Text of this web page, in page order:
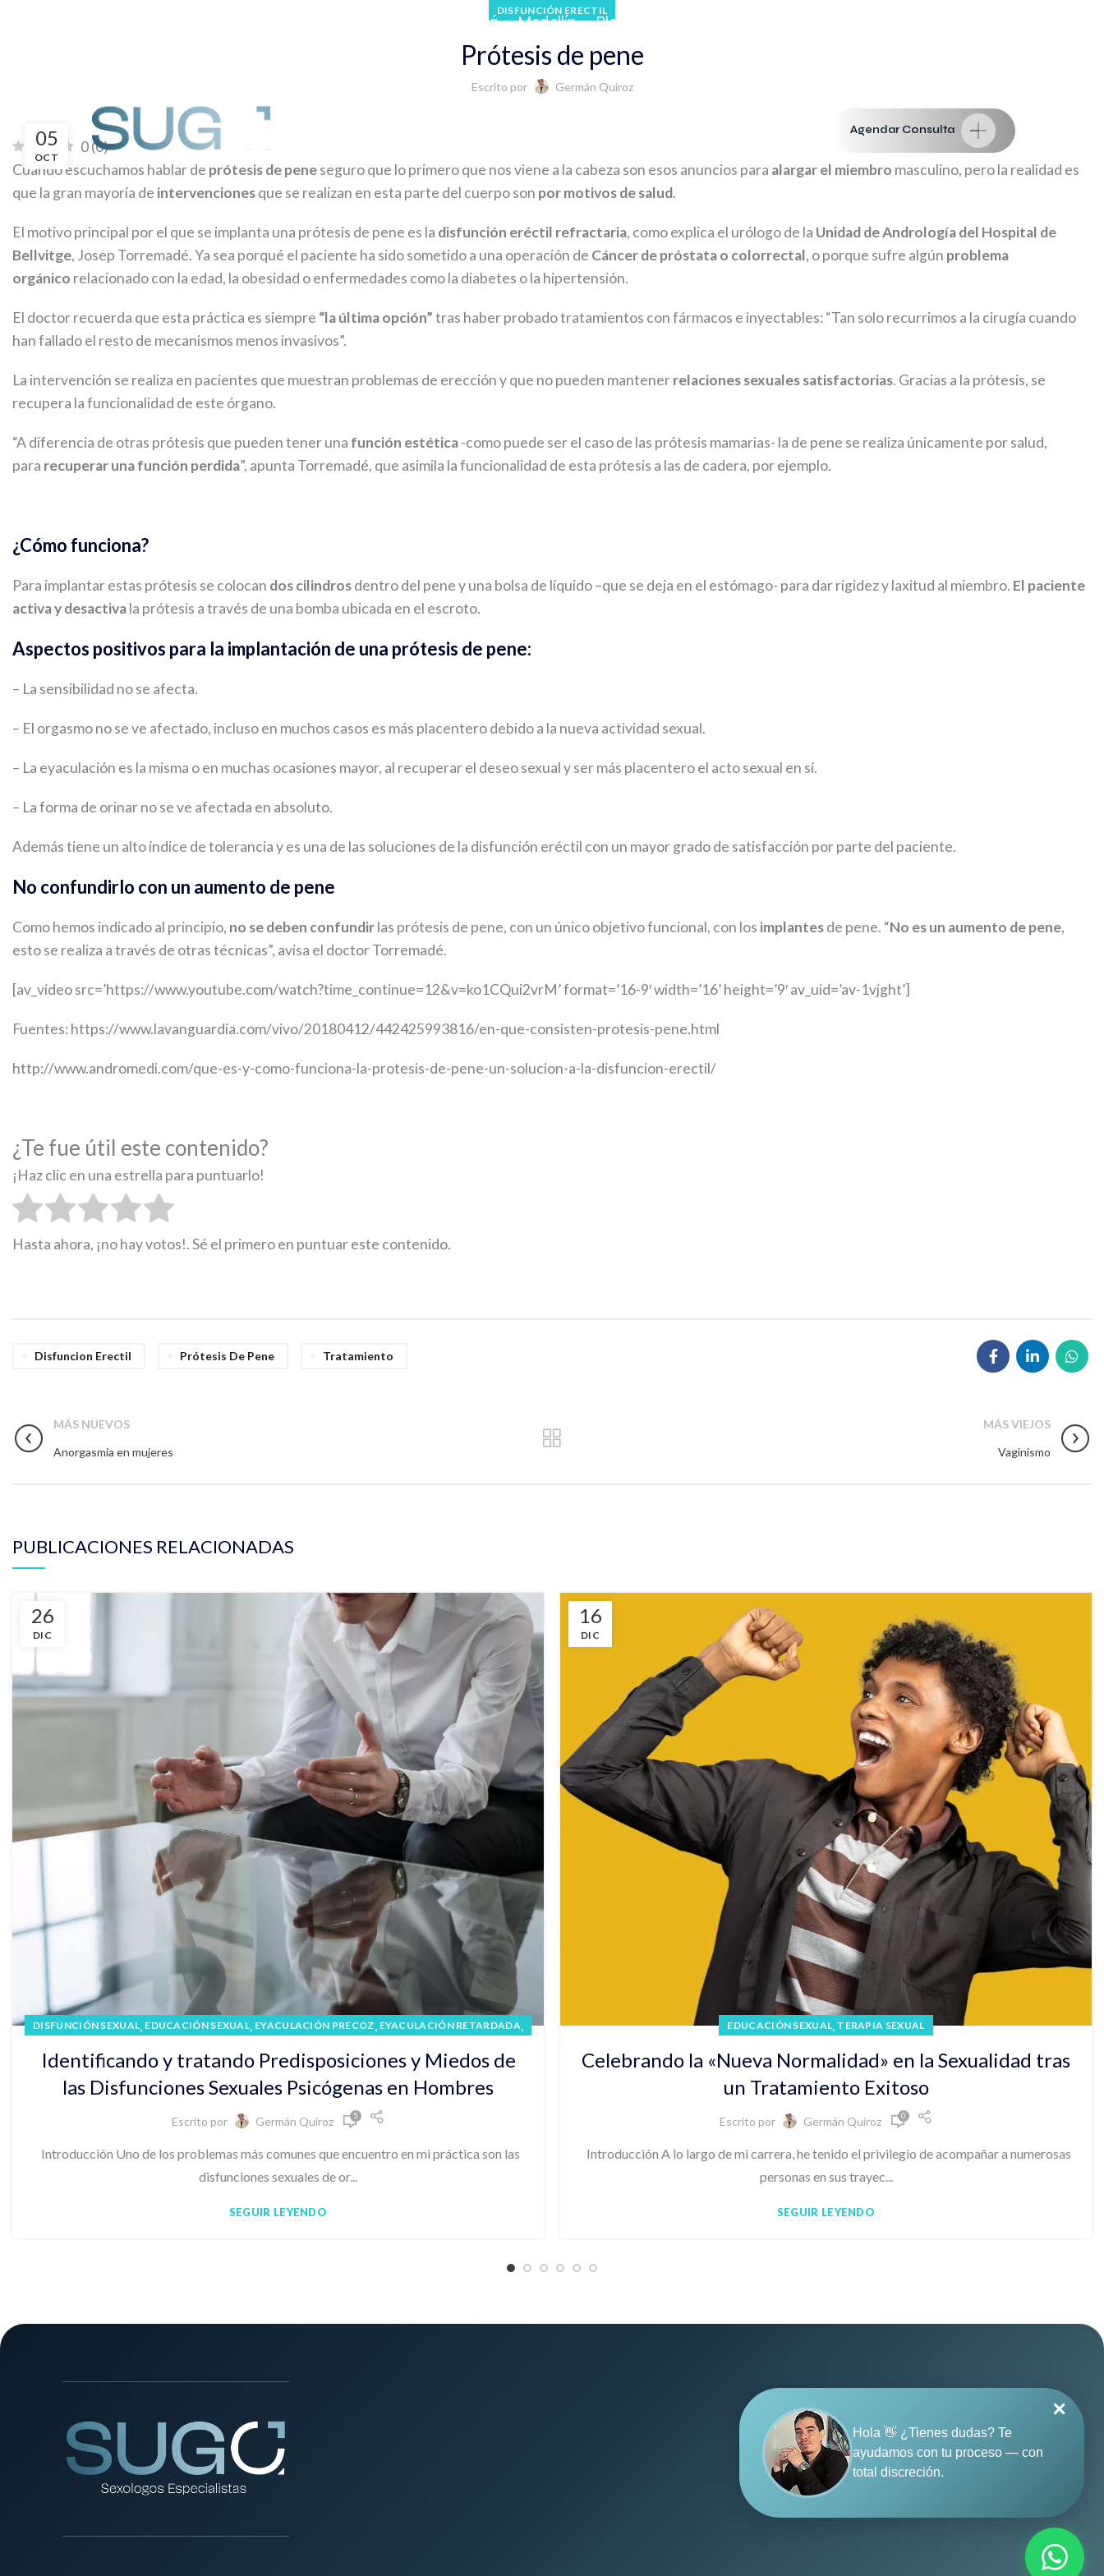
Bogotá Medellín Blog
Agendar Consulta
DISFUNCIÓN ERECTIL
Prótesis de pene
Escrito por Germán Quiroz
05
OCT
0 (0)
Cuando escuchamos hablar de prótesis de peneseguro que lo primero que nos viene a la cabeza son esos anuncios para alargar el miembro masculino, pero la realidad es
que la gran mayoría de intervencionesque se realizan en esta parte del cuerpo son por motivos de salud.
El motivo principal por el que se implanta una prótesis de pene es la disfunción eréctil refractaria, como explica el urólogo de la Unidad de Andrología del Hospital de
Bellvitge, Josep Torremadé. Ya sea porqué el paciente ha sido sometido a una operación de Cáncer de próstata o colorrectal, o porque sufre algún problema
orgánico relacionado con la edad, la obesidad o enfermedades como la diabetes o la hipertensión.
El doctor recuerda que esta práctica es siempre “la última opción”tras haber probado tratamientos con fármacos e inyectables: “Tan solo recurrimos a la cirugía cuando
han fallado el resto de mecanismos menos invasivos”.
La intervención se realiza en pacientes que muestran problemas de erección y que no pueden mantenerrelaciones sexuales satisfactorias. Gracias a la prótesis, se
recupera la funcionalidad de este órgano.
“A diferencia de otras prótesis que pueden tener una función estética-como puede ser el caso de las prótesis mamarias- la de pene se realiza únicamente por salud,
para recuperar una función perdida”, apunta Torremadé, que asimila la funcionalidad de esta prótesis a las de cadera, por ejemplo.
¿Cómo funciona?
Para implantar estas prótesis se colocan dos cilindrosdentro del pene y una bolsa de líquido –que se deja en el estómago- para dar rigidez y laxitud al miembro. El paciente
activa y desactivala prótesis a través de una bomba ubicada en el escroto.
Aspectos positivos para la implantación de una prótesis de pene:
– La sensibilidad no se afecta.
– El orgasmo no se ve afectado, incluso en muchos casos es más placentero debido a la nueva actividad sexual.
– La eyaculación es la misma o en muchas ocasiones mayor, al recuperar el deseo sexual y ser más placentero el acto sexual en sí.
– La forma de orinar no se ve afectada en absoluto.
Además tiene un alto índice de tolerancia y es una de las soluciones de la disfunción eréctil con un mayor grado de satisfacción por parte del paciente.
No confundirlo con un aumento de pene
Como hemos indicado al principio, no se deben confundirlas prótesis de pene, con un único objetivo funcional, con los implantesde pene. “No es un aumento de pene,
esto se realiza a través de otras técnicas”, avisa el doctor Torremadé.
[av_video src=’https://www.youtube.com/watch?time_continue=12&v=ko1CQui2vrM’ format=’16-9′ width=’16’ height=’9′ av_uid=’av-1vjght’]
Fuentes: https://www.lavanguardia.com/vivo/20180412/442425993816/en-que-consisten-protesis-pene.html
http://www.andromedi.com/que-es-y-como-funciona-la-protesis-de-pene-un-solucion-a-la-disfuncion-erectil/
¿Te fue útil este contenido?
¡Haz clic en una estrella para puntuarlo!
Hasta ahora, ¡no hay votos!. Sé el primero en puntuar este contenido.
Disfuncion Erectil Prótesis De Pene Tratamiento
MÁS NUEVOS
Anorgasmia en mujeres
MÁS VIEJOS
Vaginismo
PUBLICACIONES RELACIONADAS
26
DIC
DISFUNCIÓN SEXUAL, EDUCACIÓN SEXUAL, EYACULACIÓN PRECOZ, EYACULACIÓN RETARDADA,
Identificando y tratando Predisposiciones y Miedos de
las Disfunciones Sexuales Psicógenas en Hombres
Escrito por Germán Quiroz 5
Introducción Uno de los problemas más comunes que encuentro en mi práctica son las
disfunciones sexuales de or...
SEGUIR LEYENDO
16
DIC
EDUCACIÓN SEXUAL, TERAPIA SEXUAL
Celebrando la «Nueva Normalidad» en la Sexualidad tras
un Tratamiento Exitoso
Escrito por Germán Quiroz 0
Introducción A lo largo de mi carrera, he tenido el privilegio de acompañar a numerosas
personas en sus trayec...
SEGUIR LEYENDO
✕
Hola 👋 ¿Tienes dudas? Te
ayudamos con tu proceso — con
total discreción.
Política de privacidad
Términos y condiciones